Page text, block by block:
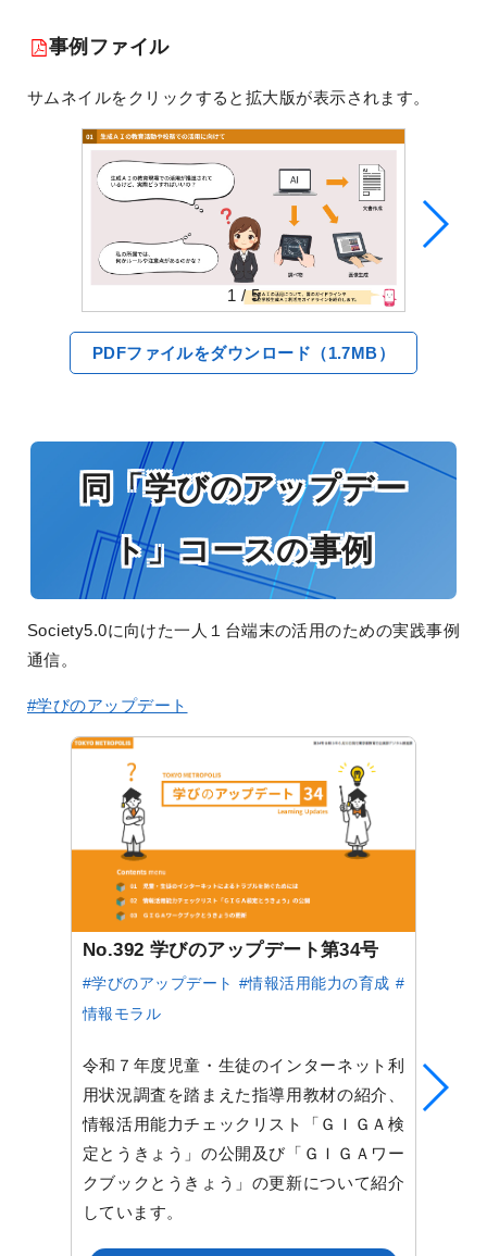
事例ファイル
サムネイルをクリックすると拡大版が表示されます。
1 /5
PDFファイルをダウンロード（1.7MB）
同「学びのアップデー
ト」コースの事例
Society5.0に向けた一人１台端末の活用のための実践事例
通信。
#学びのアップデート
No.392 学びのアップデート第34号
#学びのアップデート #情報活用能力の育成 #
情報モラル
令和７年度児童・生徒のインターネット利
用状況調査を踏まえた指導用教材の紹介、
情報活用能力チェックリスト「ＧＩＧＡ検
定とうきょう」の公開及び「ＧＩＧＡワー
クブックとうきょう」の更新について紹介
しています。